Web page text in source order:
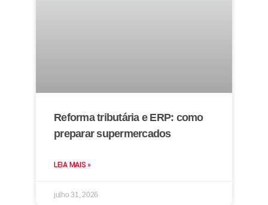
Reforma tributária e ERP: como
preparar supermercados
LEIA MAIS »
julho 31, 2026